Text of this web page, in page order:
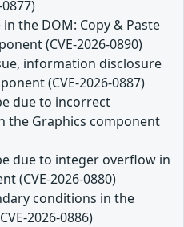
the DOM: Copy & Paste
(CVE-2026-0890)
information disclosure
(CVE-2026-0887)
due to incorrect
the Graphics component
due to integer overflow in
(CVE-2026-0880)
conditions in the
2026-0886)